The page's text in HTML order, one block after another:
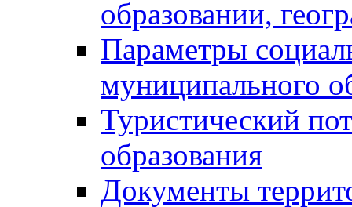
образовании,
Параметры
муниципального
Туристический
образования
Документы